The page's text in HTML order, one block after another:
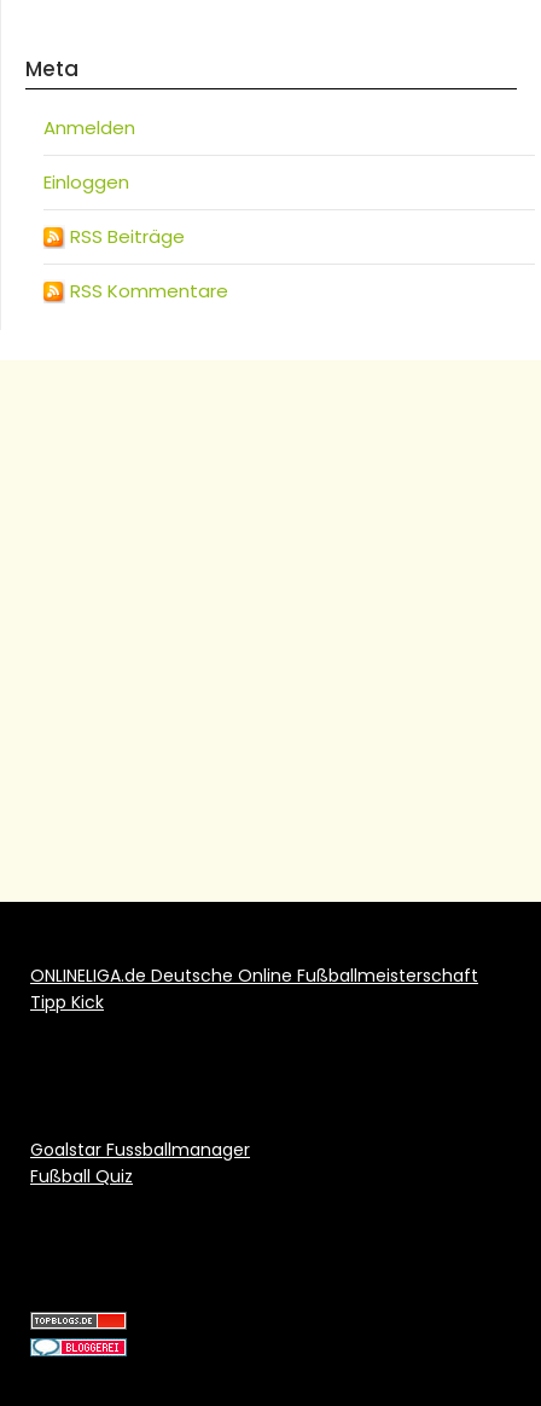
Meta
Anmelden
Einloggen
RSS Beiträge
RSS Kommentare
ONLINELIGA.de Deutsche Online Fußballmeisterschaft
Tipp Kick
Goalstar Fussballmanager
Fußball Quiz